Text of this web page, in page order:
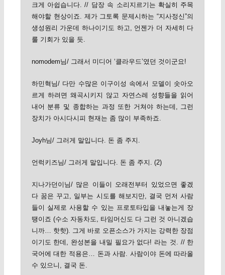
크게 아쉽습니다. // 담장 속 소리지르기는 확실히 주목
해야할 현상이죠. 제가 그토록 문제시하는 “지사정신”의
생성원리 가운데 하나이기도 하고, 언젠가 더 자세히 다
룰 기회가 있을 듯.
nomodem님/ 그래서 미디어 ‘클라우드’였던 것이군요!
하민혁님/ 다만 수많은 이구이성 속에서 모델이 솟아오
르게 하려면 왜곡시키지 않고 자연스레 성향들을 읽어
내어 분류 및 종합하는 과정 또한 거쳐야 하는데, 그런
장치가 아시다시피 현재는 좀 많이 부족하죠.
Joyh님/ 그러게 말입니다. 돈 좀 주지.
언럭키즈님/ 그러게 말입니다. 돈 좀 주지. (2)
지나가던이님/ 많은 이들이 오래전부터 있었으면 좋겠
다 꿈은 꾸고, 일부는 시도를 해보지만, 결국 먼저 사람
들이 실제로 사용할 수 있는 프로토타입을 내놓는게 장
땡이죠 (수소 자동차도, 타임머신도 다 그런 것 아니겠습
니까… 핫핫). 그게 바로 오픈소스가 가지는 강력한 장점
이기도 한데, 완성본을 내밀 필요가 없다! 라는 것. // 한
국어에 대한 적용은… 돈과 사람. 사람이야 돈에 따라올
수 있으니, 결국 돈.